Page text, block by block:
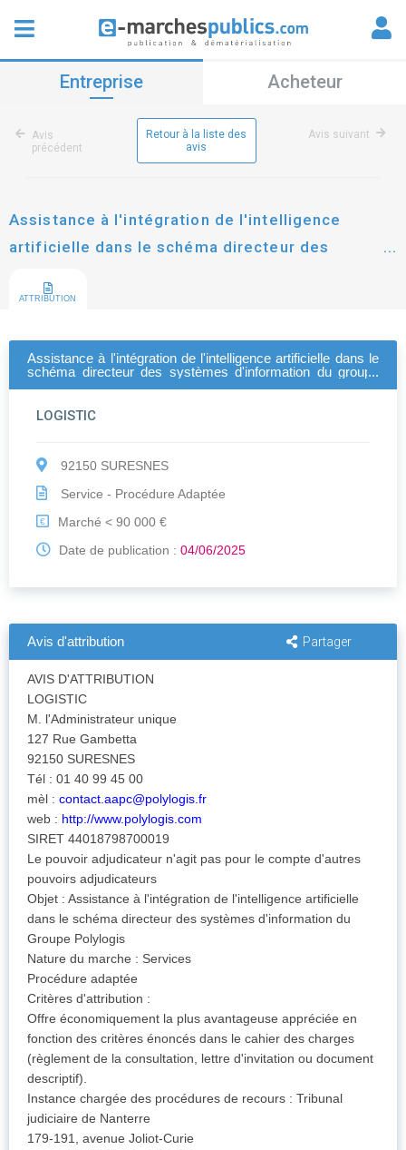
Entreprise Acheteur
Avis
précédent
Retour à la liste des
avis
Avis suivant
Assistance à l'intégration de l'intelligence
artificielle dans le schéma directeur des
ATTRIBUTION
Assistance à l'intégration de l'intelligence artificielle dans le
schéma directeur des systèmes d'information du groupe
LOGISTIC
92150 SURESNES
Service - Procédure Adaptée
€
Marché < 90 000 €
Date de publication : 04/06/2025
Avis d'attribution Partager
AVIS D'ATTRIBUTION
LOGISTIC
M. l'Administrateur unique
127 Rue Gambetta
92150 SURESNES
Tél : 01 40 99 45 00
mèl : contact.aapc@polylogis.fr
web : http://www.polylogis.com
SIRET 44018798700019
Le pouvoir adjudicateur n'agit pas pour le compte d'autres
pouvoirs adjudicateurs
Objet : Assistance à l'intégration de l'intelligence artificielle
dans le schéma directeur des systèmes d'information du
Groupe Polylogis
Nature du marche : Services
Procédure adaptée
Critères d'attribution :
Offre économiquement la plus avantageuse appréciée en
fonction des critères énoncés dans le cahier des charges
(règlement de la consultation, lettre d'invitation ou document
descriptif).
Instance chargée des procédures de recours : Tribunal
judiciaire de Nanterre
179-191, avenue Joliot-Curie